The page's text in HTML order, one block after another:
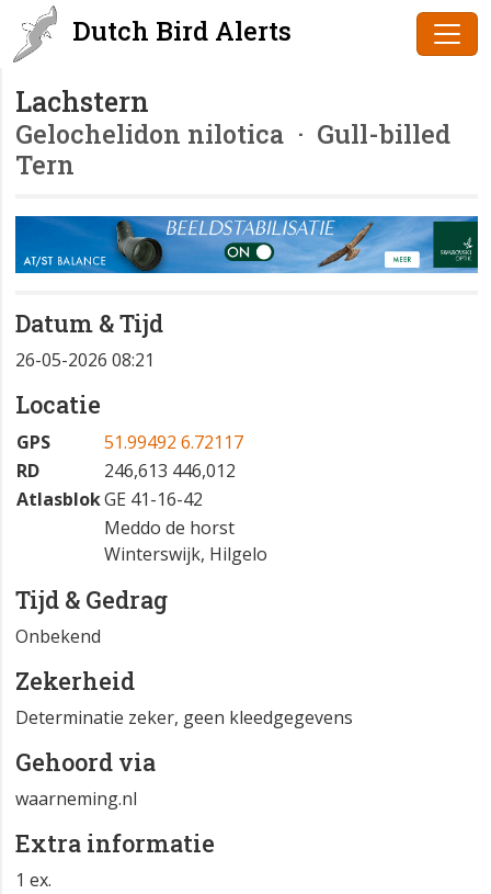
Dutch Bird Alerts
Lachstern
Gelochelidon nilotica · Gull-billed
Tern
Datum & Tijd
26-05-2026 08:21
Locatie
GPS
51.99492 6.72117
RD
246,613 446,012
AtlasblokGE 41-16-42
Meddo de horst
Winterswijk, Hilgelo
Tijd & Gedrag
Onbekend
Zekerheid
Determinatie zeker, geen kleedgegevens
Gehoord via
waarneming.nl
Extra informatie
1 ex.